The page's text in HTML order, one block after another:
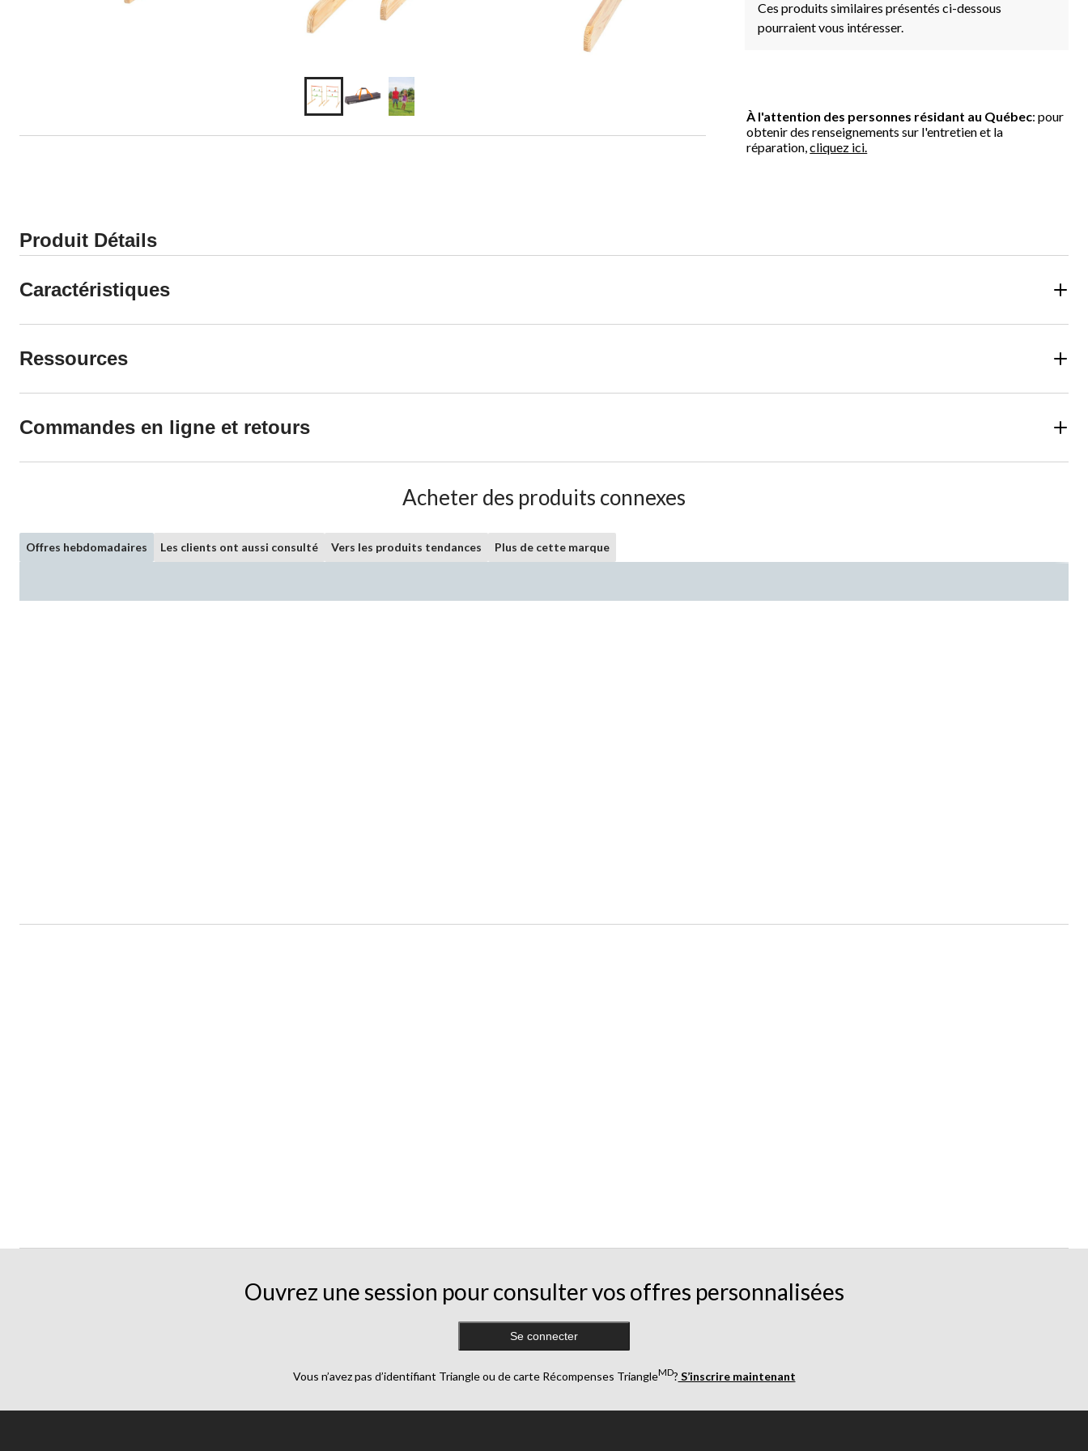
Ces produits similaires présentés ci-dessous
pourraient vous intéresser.
À l'attention des personnes résidant au Québec: pour
obtenir des renseignements sur l'entretien et la
réparation,cliquez ici.
Produit Détails
Caractéristiques
Ressources
Commandes en ligne et retours
Acheter des produits connexes
Offres hebdomadaires Les clients ont aussi consulté Vers les produits tendances Plus de cette marque
Ouvrez une session pour consulter vos offres personnalisées
Se connecter
Vous n’avez pas d’identifiant Triangle ou de carte Récompenses TriangleMD? S’inscrire maintenant